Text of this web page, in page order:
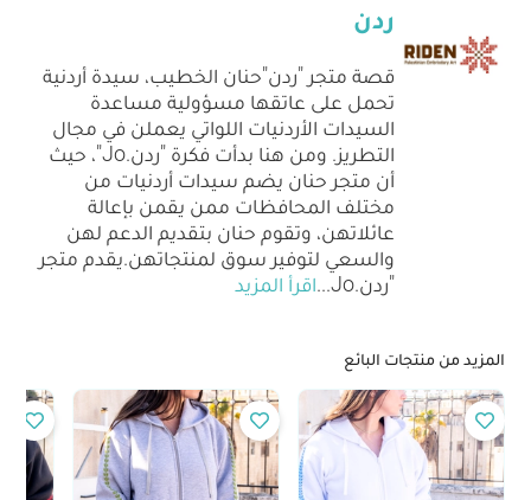
ردن
قصة متجر "ردن"حنان الخطيب، سيدة أردنية
تحمل على عاتقها مسؤولية مساعدة
السيدات الأردنيات اللواتي يعملن في مجال
التطريز. ومن هنا بدأت فكرة "ردن.Jo"، حيث
أن متجر حنان يضم سيدات أردنيات من
مختلف المحافظات ممن يقمن بإعالة
عائلاتهن، وتقوم حنان بتقديم الدعم لهن
والسعي لتوفير سوق لمنتجاتهن.يقدم متجر
"ردن.Jo
...اقرأ المزيد
المزيد من منتجات البائع